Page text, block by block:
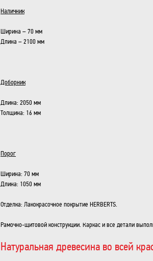
Наличник
Ширина – 70 мм
Длина – 2100 мм
Доборник
Длина: 2050 мм
Толщина: 16 мм
Порог
Ширина: 70 мм
Длина: 1050 мм
Отделка: Лакокрасочное покрытие HERBERTS.
Рамочно-щитовой конструкции. Каркас и все детали
Натуральная древесина во всей